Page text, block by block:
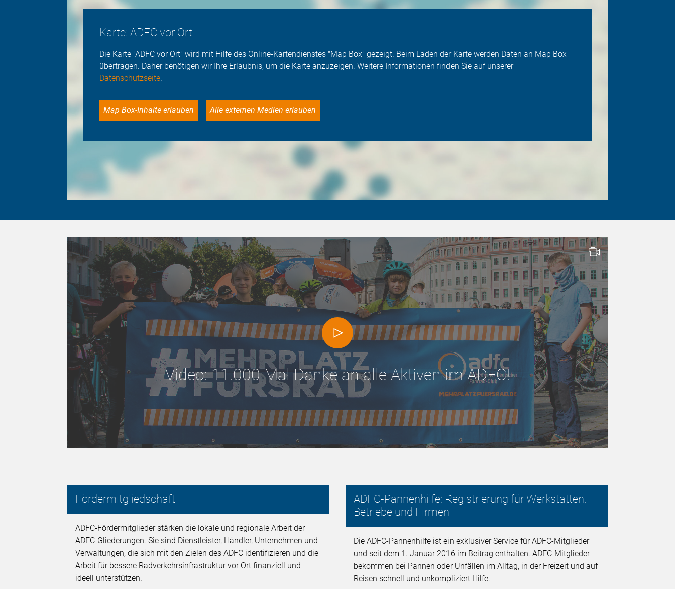
Karte: ADFC vor Ort
Die Karte "ADFC vor Ort" wird mit Hilfe des Online-Kartendienstes "Map Box" gezeigt. Beim Laden der Karte werden Daten an Map Box
übertragen. Daher benötigen wir Ihre Erlaubnis, um die Karte anzuzeigen. Weitere Informationen finden Sie auf unserer
Datenschutzseite.
Map Box-Inhalte erlauben Alle externen Medien erlauben
Video: 11.000 Mal Danke an alle Aktiven im ADFC!
Fördermitgliedschaft
ADFC-Fördermitglieder stärken die lokale und regionale Arbeit der
ADFC-Gliederungen. Sie sind Dienstleister, Händler, Unternehmen und
Verwaltungen, die sich mit den Zielen des ADFC identifizieren und die
Arbeit für bessere Radverkehrsinfrastruktur vor Ort finanziell und
ideell unterstützen.
ADFC-Pannenhilfe: Registrierung für Werkstätten,
Betriebe und Firmen
Die ADFC-Pannenhilfe ist ein exklusiver Service für ADFC-Mitglieder
und seit dem 1. Januar 2016 im Beitrag enthalten. ADFC-Mitglieder
bekommen bei Pannen oder Unfällen im Alltag, in der Freizeit und auf
Reisen schnell und unkompliziert Hilfe.